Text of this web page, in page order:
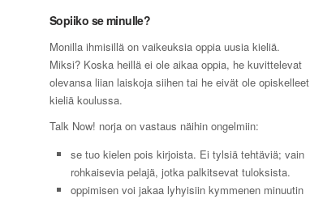
Sopiiko se minulle?
Monilla ihmisillä on vaikeuksia oppia uusia kieliä.
Miksi? Koska heillä ei ole aikaa oppia, he kuvittelevat
olevansa liian laiskoja siihen tai he eivät ole opiskelleet
kieliä koulussa.
Talk Now! norja on vastaus näihin ongelmiin:
se tuo kielen pois kirjoista. Ei tylsiä tehtäviä; vain
rohkaisevia pelajä, jotka palkitsevat tuloksista.
oppimisen voi jakaa lyhyisiin kymmenen minuutin